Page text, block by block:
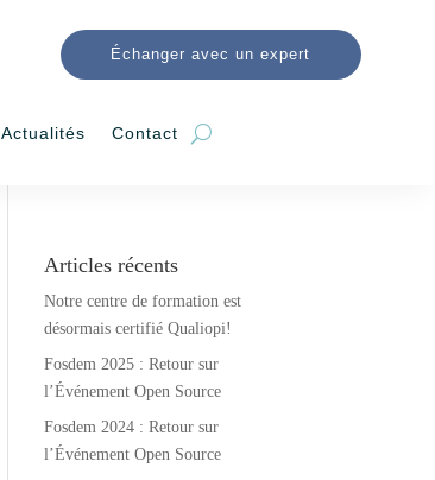
Échanger avec un expert
Actualités Contact
Articles récents
Notre centre de formation est
désormais certifié Qualiopi!
Fosdem 2025 : Retour sur
l’Événement Open Source
Fosdem 2024 : Retour sur
l’Événement Open Source